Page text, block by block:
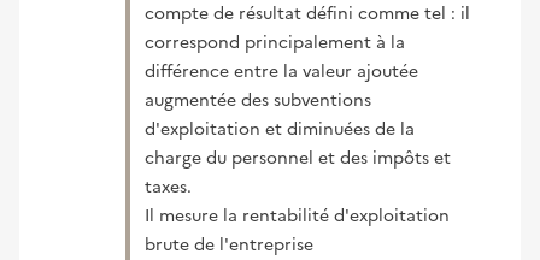
compte de résultat défini comme tel : il
correspond principalement à la
différence entre la valeur ajoutée
augmentée des subventions
d'exploitation et diminuées de la
charge du personnel et des impôts et
taxes.
Il mesure la rentabilité d'exploitation
brute de l'entreprise